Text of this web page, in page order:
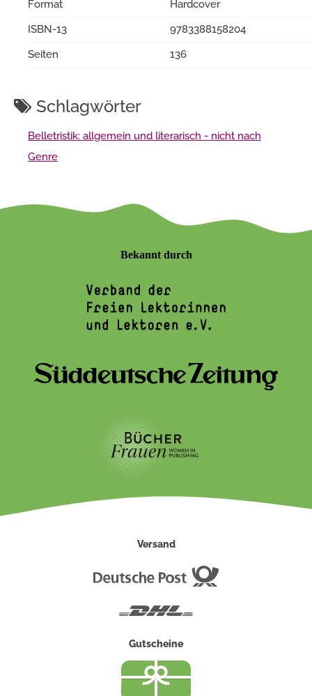
Format
Hardcover
ISBN-13
9783388158204
Seiten
136
Schlagwörter
Belletristik: allgemein und literarisch - nicht nach
Genre
Bekannt durch
Versand
Gutscheine